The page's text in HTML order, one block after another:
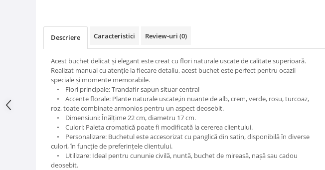
Descriere Caracteristici Review-uri (0)
Acest buchet delicat și elegant este creat cu flori naturale uscate de calitate superioară.
Realizat manual cu atenție la fiecare detaliu, acest buchet este perfect pentru ocazii
speciale și momente memorabile.
• Flori principale: Trandafir sapun situar central
• Accente florale: Plante naturale uscate,in nuante de alb, crem, verde, rosu, turcoaz,
roz, toate combinate armonios pentru un aspect deosebit.
• Dimensiuni: Înălțime 22 cm, diametru 17 cm.
• Culori: Paleta cromatică poate fi modificată la cererea clientului.
• Personalizare: Buchetul este accesorizat cu panglică din satin, disponibilă în diverse
culori, în funcție de preferințele clientului.
• Utilizare: Ideal pentru cununie civilă, nuntă, buchet de mireasă, nașă sau cadou
deosebit.